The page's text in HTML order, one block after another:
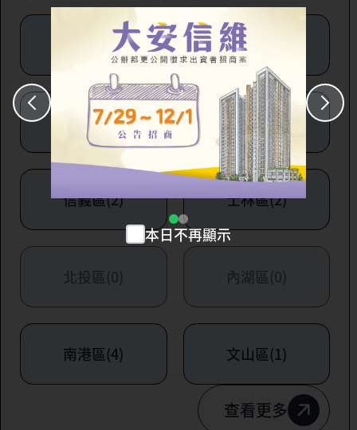
中山區(6) 松山區(1)
大安區(7) 萬華區(1)
信義區(2) 士林區(2)
北投區(0) 內湖區(0)
南港區(4) 文山區(1)
查看更多
本日不再顯示